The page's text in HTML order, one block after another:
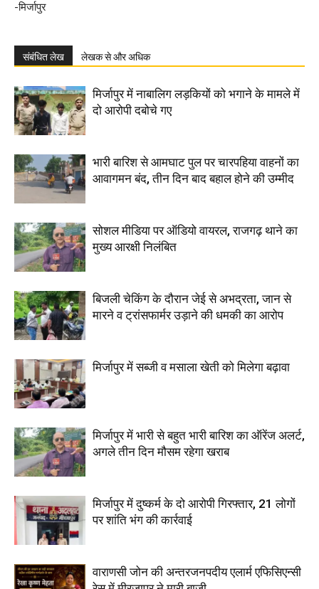
-मिर्जापुर
संबंधित लेख लेखक से और अधिक
मिर्जापुर में नाबालिग लड़कियों को भगाने के मामले में
दो आरोपी दबोचे गए
भारी बारिश से आमघाट पुल पर चारपहिया वाहनों का
आवागमन बंद, तीन दिन बाद बहाल होने की उम्मीद
सोशल मीडिया पर ऑडियो वायरल, राजगढ़ थाने का
मुख्य आरक्षी निलंबित
बिजली चेकिंग के दौरान जेई से अभद्रता, जान से
मारने व ट्रांसफार्मर उड़ाने की धमकी का आरोप
मिर्जापुर में सब्जी व मसाला खेती को मिलेगा बढ़ावा
मिर्जापुर में भारी से बहुत भारी बारिश का ऑरेंज अलर्ट,
अगले तीन दिन मौसम रहेगा खराब
मिर्जापुर में दुष्कर्म के दो आरोपी गिरफ्तार, 21 लोगों
पर शांति भंग की कार्रवाई
वाराणसी जोन की अन्तरजनपदीय एलार्म एफिसिएन्सी